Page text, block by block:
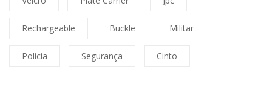
Rechargeable Buckle Militar
Policia Segurança Cinto